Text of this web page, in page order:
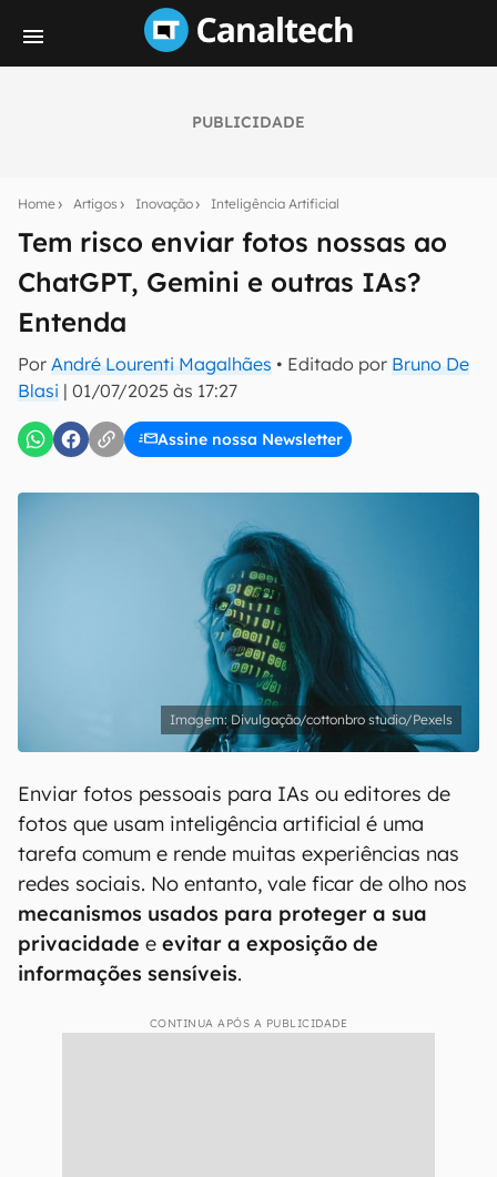
PUBLICIDADE
Home Artigos Inovação Inteligência Artificial
Tem risco enviar fotos nossas ao
ChatGPT, Gemini e outras IAs?
Entenda
Por André Lourenti Magalhães • Editado por Bruno De
Blasi | 01/07/2025 às 17:27
Assine nossa Newsletter
notícias e reviews sobre tecnologia em primeira
E-mail
inscreva-se
Confirmo que li, aceito e concordo com os Termos de
Uso e Política de Privacidade do Canaltech.
Divulgação/cottonbro studio/Pexels
Enviar fotos pessoais para IAs ou editores de
fotos que usam inteligência artificial é uma
tarefa comum e rende muitas experiências nas
redes sociais. No entanto, vale ficar de olho nos
mecanismos usados para proteger a sua
privacidade e evitar a exposição de
informações sensíveis.
CONTINUA APÓS A PUBLICIDADE